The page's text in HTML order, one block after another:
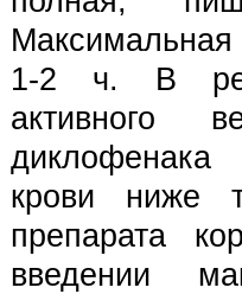
Максимальная
1-2 ч. В
активного
диклофенака
крови ниже
препарата
введении